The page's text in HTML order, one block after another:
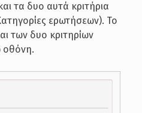
τα δυο αυτά κριτήρια
ερωτήσεων). Το
των δυο κριτηρίων
οθόνη.